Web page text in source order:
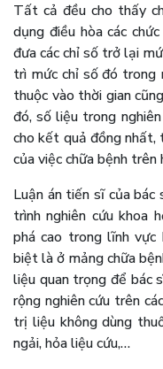
Tất cả đều cho thấy
dụng điều hòa các
đưa các chỉ số trở lại
trì mức chỉ số đó trong
thuộc vào thời gian
đó, số liệu trong
cho kết quả đồng nhất,
của việc chữa bệnh
Luận án tiến sĩ của
trình nghiên cứu khoa
phá cao trong lĩnh vực
biệt là ở mảng chữa
liệu quan trọng để bác
rộng nghiên cứu trên
trị liệu không dùng
ngải, hỏa liệu cứu,…